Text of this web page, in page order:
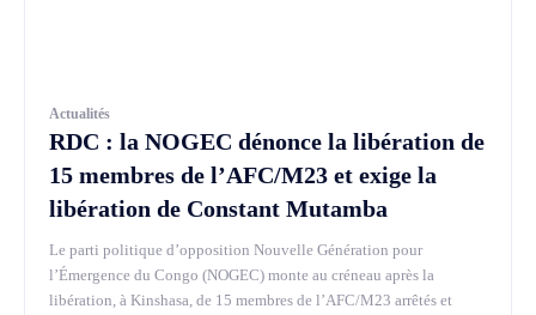
Actualités
RDC : la NOGEC dénonce la libération de
15 membres de l’AFC/M23 et exige la
libération de Constant Mutamba
Le parti politique d’opposition Nouvelle Génération pour
l’Émergence du Congo (NOGEC) monte au créneau après la
libération, à Kinshasa, de 15 membres de l’AFC/M23 arrêtés et